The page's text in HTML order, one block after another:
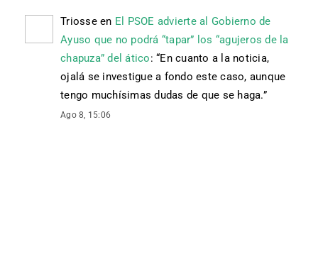
Triosseen El PSOE advierte al Gobierno de
Ayuso que no podrá “tapar” los “agujeros de la
chapuza” del ático: “En cuanto a la noticia,
ojalá se investigue a fondo este caso, aunque
tengo muchísimas dudas de que se haga.”
Ago 8, 15:06